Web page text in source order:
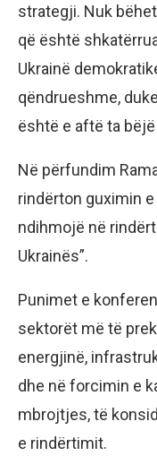
strategji. Nuk
që është
Ukrainë
qëndrueshme,
është e aftë ta bëjë
Në përfundim
rindërton guximin
ndihmojë në
Ukrainës”.
Punimet e
sektorët më të
energjinë,
dhe në forcimin e
mbrojtjes, të
e rindërtimit.